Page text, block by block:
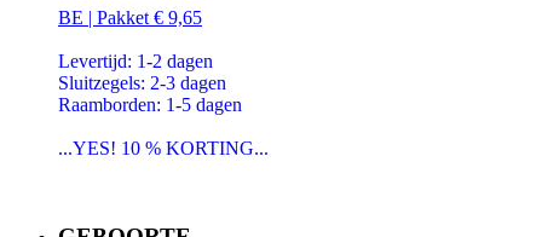
BE | Pakket € 9,65
Levertijd: 1-2 dagen
Sluitzegels: 2-3 dagen
Raamborden: 1-5 dagen
...YES! 10 % KORTING...